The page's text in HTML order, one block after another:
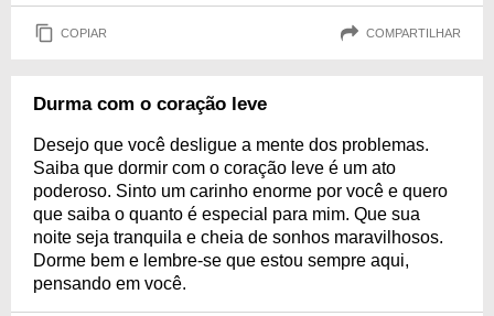
COPIAR COMPARTILHAR
Durma com o coração leve
Desejo que você desligue a mente dos problemas.
Saiba que dormir com o coração leve é um ato
poderoso. Sinto um carinho enorme por você e quero
que saiba o quanto é especial para mim. Que sua
noite seja tranquila e cheia de sonhos maravilhosos.
Dorme bem e lembre-se que estou sempre aqui,
pensando em você.